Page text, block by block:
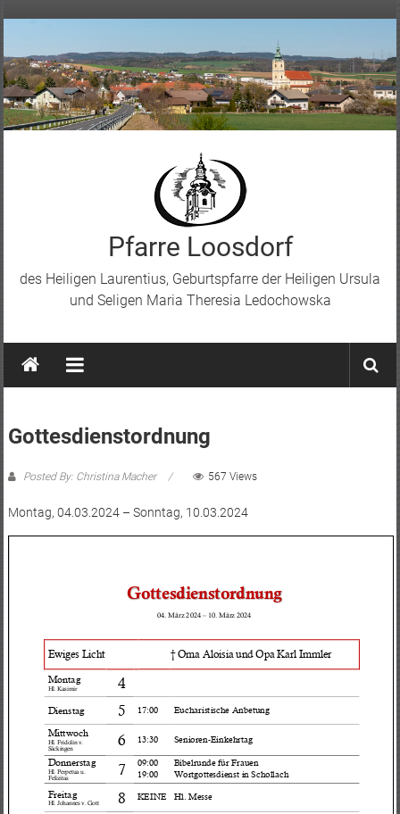
Pfarre Loosdorf
des Heiligen Laurentius, Geburtspfarre der Heiligen Ursula
und Seligen Maria Theresia Ledochowska
Gottesdienstordnung
Posted By: Christina Macher 567 Views
Montag, 04.03.2024 – Sonntag, 10.03.2024